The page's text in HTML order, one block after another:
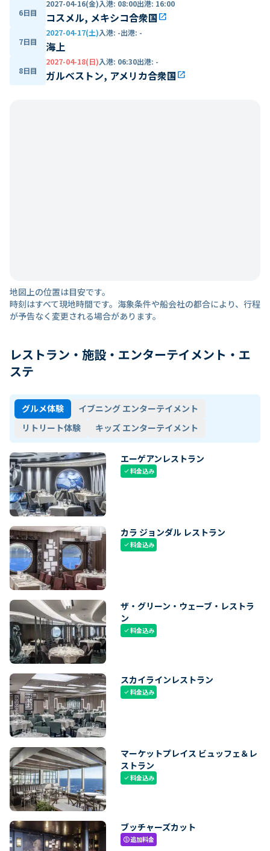
6日目
2027-04-16(金)入港: 08:00出港: 16:00
コスメル, メキシコ合衆国open_in_new
7日目
2027-04-17(土)入港: -出港: -
海上
8日目
2027-04-18(日)入港: 06:30出港: -
ガルベストン, アメリカ合衆国open_in_new
地図上の位置は目安です。
時刻はすべて現地時間です。海象条件や船会社の都合により、行程
が予告なく変更される場合があります。
レストラン・施設・エンターテイメント・エ
ステ
グルメ体験
イブニング エンターテイメント
リトリート体験
キッズ エンターテイメント
エーゲアンレストラン
check料金込み
カラ ジョンダル レストラン
check料金込み
ザ・グリーン・ウェーブ・レストラ
ン
check料金込み
スカイラインレストラン
check料金込み
マーケットプレイス ビュッフェ＆レ
ストラン
check料金込み
ブッチャーズカット
paid追加料金